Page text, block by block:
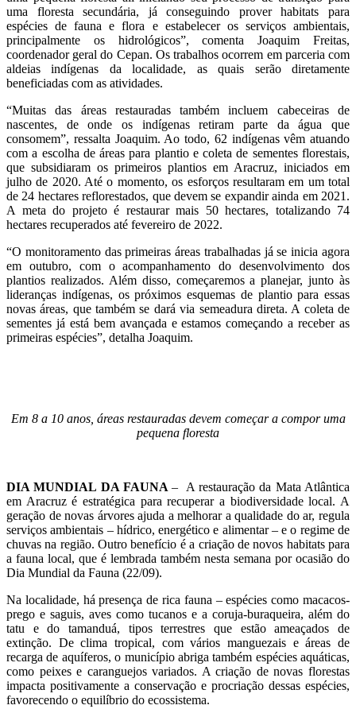
uma floresta secundária, já conseguindo prover habitats para
espécies de fauna e flora e estabelecer os serviços ambientais,
principalmente os hidrológicos”, comenta Joaquim Freitas,
coordenador geral do Cepan. Os trabalhos ocorrem em parceria com
aldeias indígenas da localidade, as quais serão diretamente
beneficiadas com as atividades.
“Muitas das áreas restauradas também incluem cabeceiras de
nascentes, de onde os indígenas retiram parte da água que
consomem”, ressalta Joaquim. Ao todo, 62 indígenas vêm atuando
com a escolha de áreas para plantio e coleta de sementes florestais,
que subsidiaram os primeiros plantios em Aracruz, iniciados em
julho de 2020. Até o momento, os esforços resultaram em um total
de 24 hectares reflorestados, que devem se expandir ainda em 2021.
A meta do projeto é restaurar mais 50 hectares, totalizando 74
hectares recuperados até fevereiro de 2022.
“O monitoramento das primeiras áreas trabalhadas já se inicia agora
em outubro, com o acompanhamento do desenvolvimento dos
plantios realizados. Além disso, começaremos a planejar, junto às
lideranças indígenas, os próximos esquemas de plantio para essas
novas áreas, que também se dará via semeadura direta. A coleta de
sementes já está bem avançada e estamos começando a receber as
primeiras espécies”, detalha Joaquim.
Em 8 a 10 anos, áreas restauradas devem começar a compor uma
pequena floresta
DIA MUNDIAL DA FAUNA– A restauração da Mata Atlântica
em Aracruz é estratégica para recuperar a biodiversidade local. A
geração de novas árvores ajuda a melhorar a qualidade do ar, regula
serviços ambientais – hídrico, energético e alimentar – e o regime de
chuvas na região. Outro benefício é a criação de novos habitats para
a fauna local, que é lembrada também nesta semana por ocasião do
Dia Mundial da Fauna (22/09).
Na localidade, há presença de rica fauna – espécies como macacos-
prego e saguis, aves como tucanos e a coruja-buraqueira, além do
tatu e do tamanduá, tipos terrestres que estão ameaçados de
extinção. De clima tropical, com vários manguezais e áreas de
recarga de aquíferos, o município abriga também espécies aquáticas,
como peixes e caranguejos variados. A criação de novas florestas
impacta positivamente a conservação e procriação dessas espécies,
favorecendo o equilíbrio do ecossistema.